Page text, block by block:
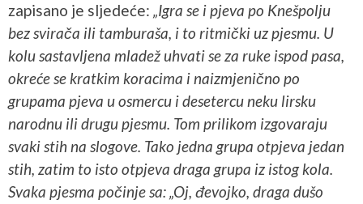
zapisano je sljedeće: „Igra se i pjeva po Knešpolju
bez svirača ili tamburaša, i to ritmički uz pjesmu. U
kolu sastavljena mladež uhvati se za ruke ispod pasa,
okreće se kratkim koracima i naizmjenično po
grupama pjeva u osmercu i desetercu neku lirsku
narodnu ili drugu pjesmu. Tom prilikom izgovaraju
svaki stih na slogove. Tako jedna grupa otpjeva jedan
stih, zatim to isto otpjeva draga grupa iz istog kola.
Svaka pjesma počinje sa: „Oj, đevojko, draga dušo